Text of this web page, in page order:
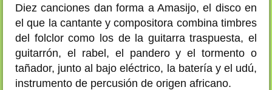
Diez canciones dan forma a Amasijo, el disco en
el que la cantante y compositora combina timbres
del folclor como los de la guitarra traspuesta, el
guitarrón, el rabel, el pandero y el tormento o
tañador, junto al bajo eléctrico, la batería y el udú,
instrumento de percusión de origen africano.